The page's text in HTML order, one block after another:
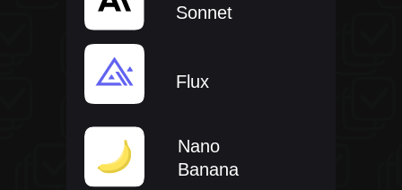
Flux
Sonnet
Nano
Banana